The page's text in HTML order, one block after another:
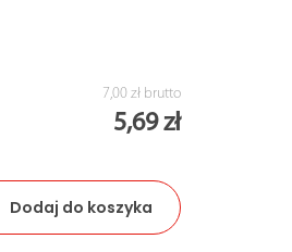
7,00 zł brutto
5,69 zł
Dodaj do koszyka